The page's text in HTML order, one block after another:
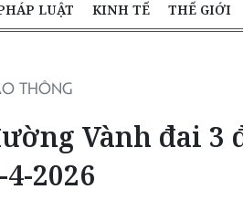
LUẬT KINH TẾ THẾ GIỚI
THÔNG
Vành đai 3
2026